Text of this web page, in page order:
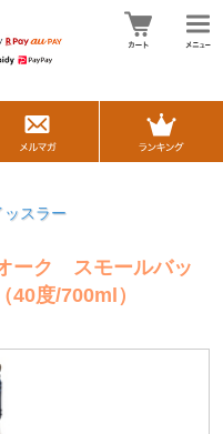
ッスラー
ーク スモールバッ
度/700ml）